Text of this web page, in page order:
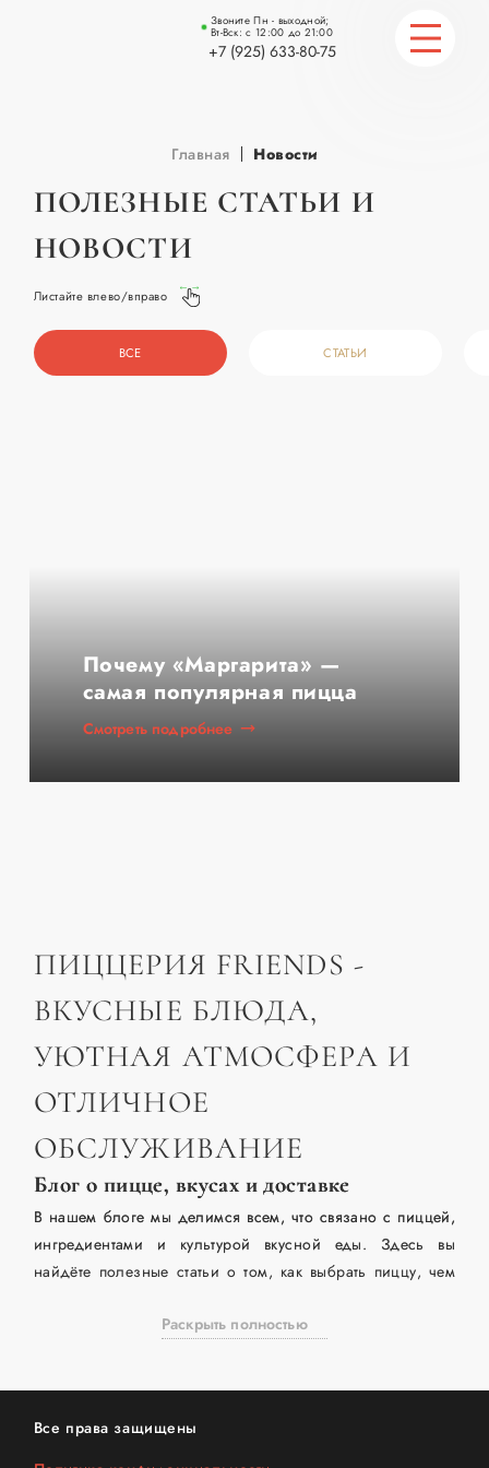
Звоните Пн - выходной;
Вт-Вск: с 12:00 до 21:00
+7 (925) 633-80-75
КАТАЛОГ
СТАТЬИ
КОНТАКТЫ
Главная Новости
ПОЛЕЗНЫЕ СТАТЬИ И
НОВОСТИ
Листайте влево/вправо
ВСЕ СТАТЬИ
Почему «Маргарита» —
самая популярная пицца
Смотреть подробнее
ПИЦЦЕРИЯ FRIENDS -
ВКУСНЫЕ БЛЮДА,
УЮТНАЯ АТМОСФЕРА И
ОТЛИЧНОЕ
ОБСЛУЖИВАНИЕ
Блог о пицце, вкусах и доставке
В нашем блоге мы делимся всем, что связано с пиццей,
ингредиентами и культурой вкусной еды. Здесь вы
найдёте полезные статьи о том, как выбрать пиццу, чем
запекания и как правильно сочетать напитки с разными
Мы рассказываем о классических рецептах — от
вариантов, делимся интересными фактами о тесте, соусах
Раскрыть полностью
Все права защищены